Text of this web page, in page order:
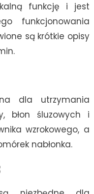
funkcję i jest
funkcjonowania
są krótkie opisy
dla utrzymania
błon śluzowych i
wzrokowego, a
nabłonka.